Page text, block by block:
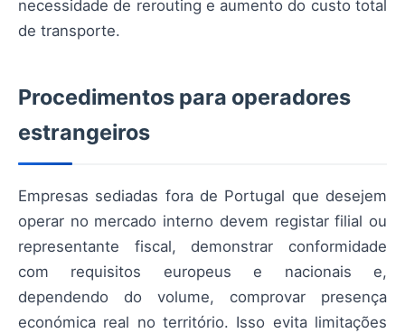
necessidade de rerouting e aumento do custo total
de transporte.
Procedimentos para operadores
estrangeiros
Empresas sediadas fora de Portugal que desejem
operar no mercado interno devem registar filial ou
representante fiscal, demonstrar conformidade
com requisitos europeus e nacionais e,
dependendo do volume, comprovar presença
económica real no território. Isso evita limitações